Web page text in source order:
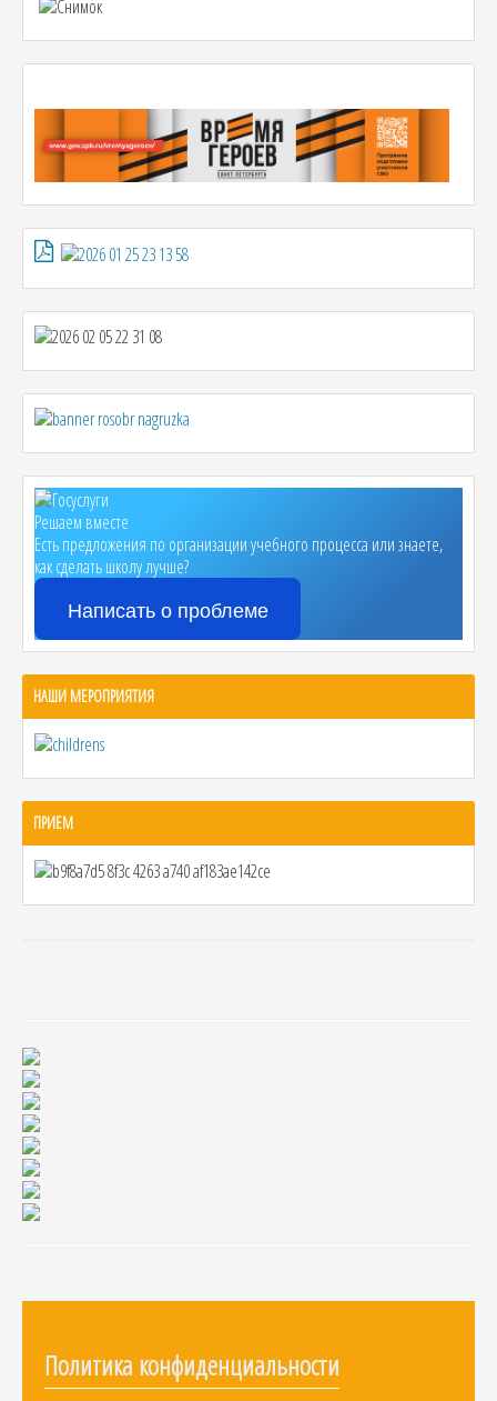
Решаем вместе
Есть предложения по организации учебного процесса или знаете,
как сделать школу лучше?
Написать о проблеме
НАШИ МЕРОПРИЯТИЯ
ПРИЕМ
Политика конфиденциальности